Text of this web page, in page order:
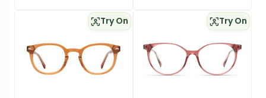
Try On Try On